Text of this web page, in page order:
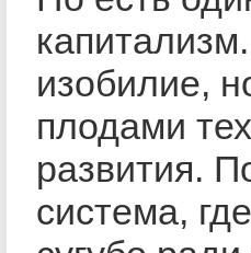
изобилие,
плодами
развития.
система,